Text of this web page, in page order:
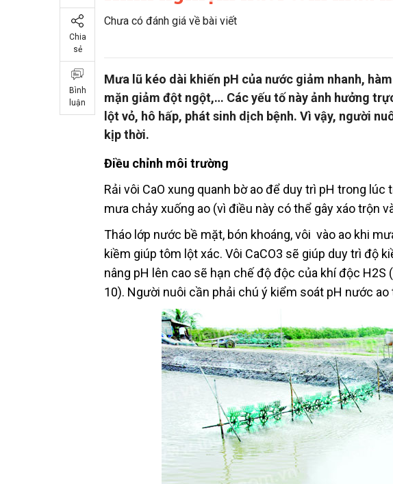
Chia
sẻ
Bình
luận
Chưa có đánh giá về bài viết
Mưa lũ kéo dài khiến pH của nước giảm nhanh,
mặn giảm đột ngột,… Các yếu tố này ảnh hưởng
lột vỏ, hô hấp, phát sinh dịch bệnh. Vì vậy, người
kịp thời.
Điều chỉnh môi trường
Rải vôi CaO xung quanh bờ ao để duy trì pH trong
mưa chảy xuống ao (vì điều này có thể gây xáo trộn
Tháo lớp nước bề mặt, bón khoáng, vôi vào ao khi
kiềm giúp tôm lột xác. Vôi CaCO3 sẽ giúp duy trì độ
nâng pH lên cao sẽ hạn chế độ độc của khí độc
10). Người nuôi cần phải chú ý kiểm soát pH nước